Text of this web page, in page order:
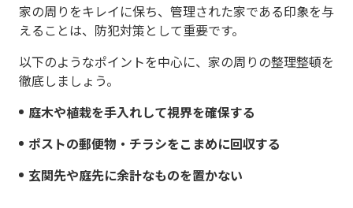
家の周りをキレイに保ち、管理された家である印象を与
えることは、防犯対策として重要です。
以下のようなポイントを中心に、家の周りの整理整頓を
徹底しましょう。
庭木や植栽を手入れして視界を確保する
ポストの郵便物・チラシをこまめに回収する
玄関先や庭先に余計なものを置かない